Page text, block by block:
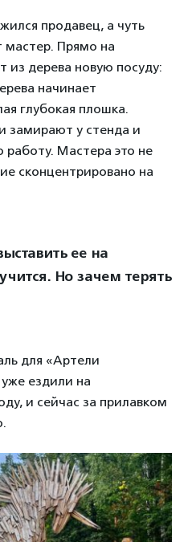
продавец, а чуть
мастер. Прямо на
из дерева новую посуду:
начинает
глубокая плошка.
замирают у стенда и
работу. Мастера это не
сконцентрировано на
ее на
Но зачем терять
для «Артели
ездили на
и сейчас за прилавком